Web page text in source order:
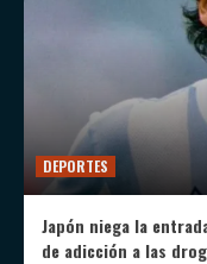
DEPORTES
Japón niega la
de adicción a las